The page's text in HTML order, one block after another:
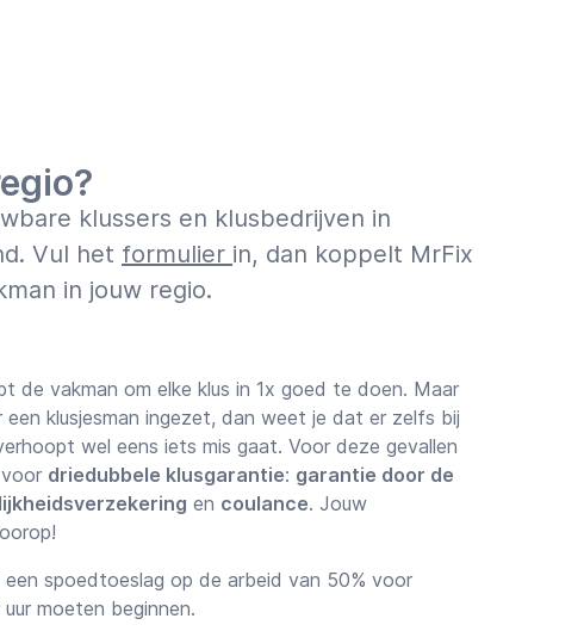
klussers en klusbedrijven in
Vul het formulier in, dan koppelt MrFix
in jouw regio.
de vakman om elke klus in 1x goed te doen. Maar
een klusjesman ingezet, dan weet je dat er zelfs bij
wel eens iets mis gaat. Voor deze gevallen
driedubbele klusgarantie: garantie door de
en coulance. Jouw
spoedtoeslag op de arbeid van 50% voor
moeten beginnen.